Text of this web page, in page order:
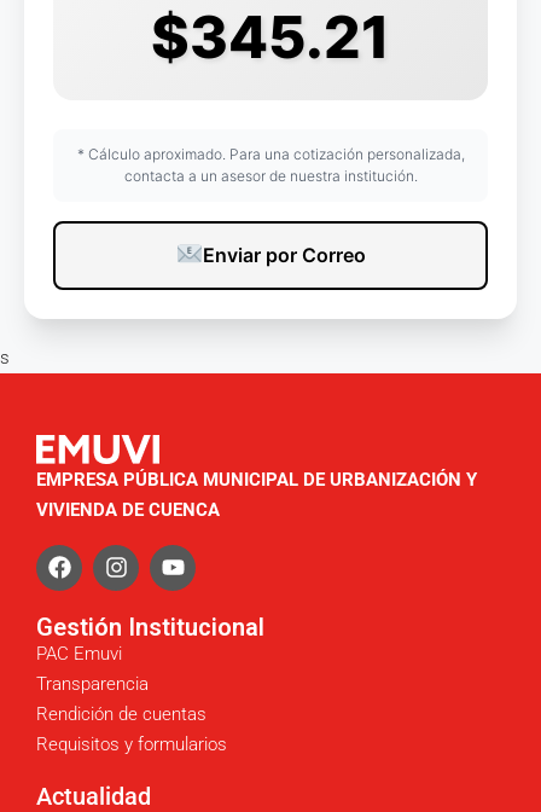
$345.21
* Cálculo aproximado. Para una cotización personalizada,
contacta a un asesor de nuestra institución.
Enviar por Correo
s
EMPRESA PÚBLICA MUNICIPAL DE URBANIZACIÓN Y
VIVIENDA DE CUENCA
Gestión Institucional
PAC Emuvi
Transparencia
Rendición de cuentas
Requisitos y formularios
Actualidad